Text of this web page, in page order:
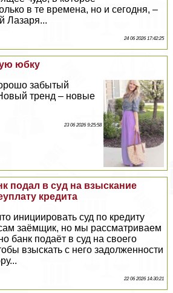
в те времена, но и сегодня, –
Лазаря...
24 06 2026 17:42:25
юбку
забытый
тренд – новые
23 06 2026 9:25:58
подал в суд на взыскание
кредита
инициировать суд по кредиту
заёмщик, но мы рассматриваем
банк подаёт в суд на своего
взыскать с него задолженности
22 06 2026 14:30:21